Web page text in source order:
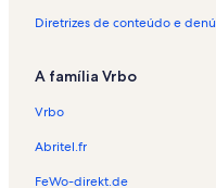
d
a
m
o
m
a
i
e
C
a
d
Diretrizes de conteúdo e
A família Vrbo
Vrbo
Abritel.fr
FeWo-direkt.de